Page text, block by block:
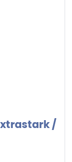
/